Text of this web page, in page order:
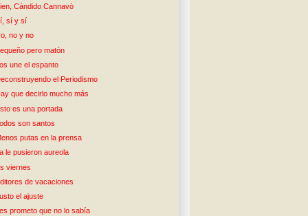
Cándido Cannavò
sí y sí
no y no
pero matón
une el espanto
el Periodismo
que decirlo mucho más
es una portada
son santos
putas en la prensa
le pusieron aureola
viernes
de vacaciones
el ajuste
Les prometo que no lo sabía